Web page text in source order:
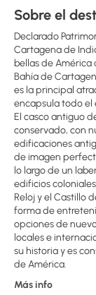
Sobre el
Declarado
Cartagena de
bellas de América
Bahía de
es la principal
encapsula todo el
El casco antiguo
conservado, con
edificaciones
de imagen
lo largo de un
edificios
Reloj y el Castillo
forma de
opciones de
locales e
su historia y es
de América.
Más info